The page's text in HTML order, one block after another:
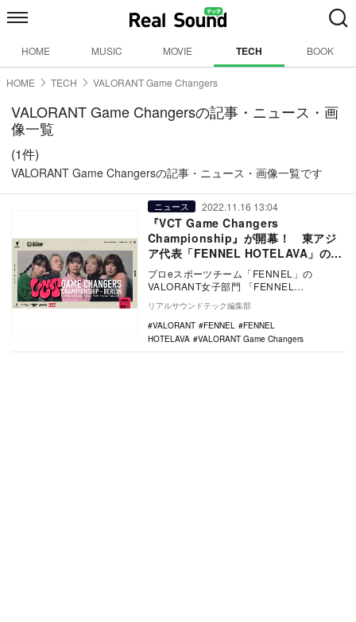
HOME MUSIC MOVIE TECH BOOK
HOME TECH VALORANT Game Changers
VALORANT Game Changersの記事・ニュース・画
像一覧
(1件)
VALORANT Game Changersの記事・ニュース・画像一覧です
ニュース 2022.11.16 13:04
『VCT Game Changers
Championship』が開幕！ 東アジ
ア代表「FENNEL HOTELAVA」の初
戦は11月16日26時から
プロeスポーツチーム「FENNEL」の
VALORANT女子部門 「FENNEL
HOTELAVA」は、11月15日から11月21…
リアルサウンドテック編集部
VALORANT
FENNEL
FENNEL
HOTELAVA
VALORANT Game Changers